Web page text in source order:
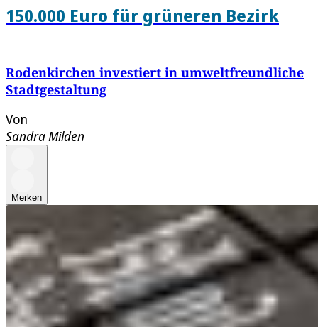
150.000 Euro für grüneren Bezirk
Rodenkirchen investiert in umweltfreundliche
Stadtgestaltung
Von
Sandra Milden
Merken